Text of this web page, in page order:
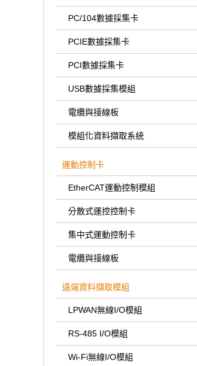
PC/104數據採集卡
PCIE數據採集卡
PCI數據採集卡
USB數據採集模組
電纜與接線板
模組化資料擷取系統
運動控制卡
EtherCAT運動控制模組
分散式運控控制卡
集中式運動控制卡
電纜與接線板
遠端資料擷取模組
LPWAN無線I/O模組
RS-485 I/O模組
Wi-Fi無線I/O模組